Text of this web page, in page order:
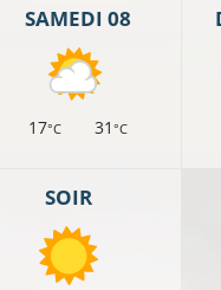
SAMEDI 08
17°C 31 °C
SOIR